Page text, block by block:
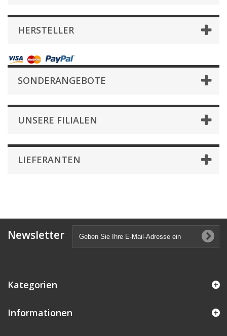
HERSTELLER
SONDERANGEBOTE
UNSERE FILIALEN
LIEFERANTEN
Newsletter
Kategorien
Informationen